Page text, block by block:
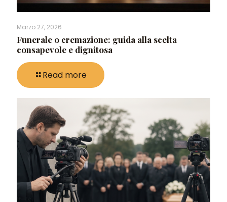
Marzo 27, 2026
Funerale o cremazione: guida alla scelta
consapevole e dignitosa
Read more